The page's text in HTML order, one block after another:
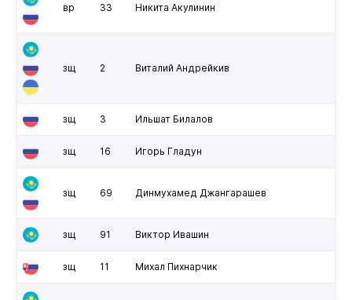
вр 33 Никита Акулинин
зщ 2 Виталий Андрейкив
зщ 3 Ильшат Билалов
зщ 16 Игорь Гладун
зщ 69 Динмухамед Джангарашев
зщ 91 Виктор Ивашин
зщ 11 Михал Пихнарчик